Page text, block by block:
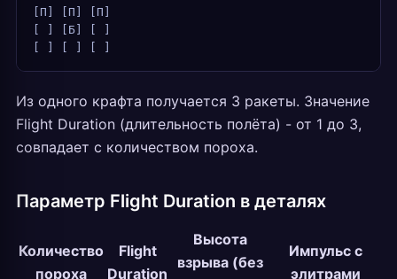
[П] [П] [П]
[ ] [Б] [ ]
Из одного крафта получается 3 ракеты. Значение
Flight Duration (длительность полёта) - от 1 до 3,
совпадает с количеством пороха.
Параметр Flight Duration в деталях
Количество
пороха
Flight
Duration
Высота
взрыва (без
Импульс с
элитрами